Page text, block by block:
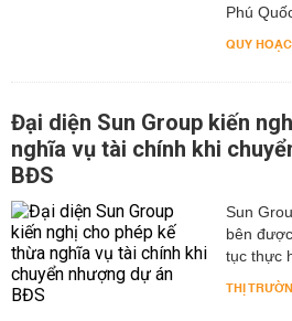
Phú
QUY
Đại diện Sun Group kiến
nghĩa vụ tài chính khi
BĐS
Sun
bên
tục thực
THỊ